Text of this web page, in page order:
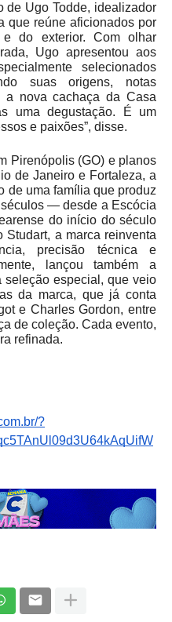
de Ugo Todde, idealizador
que reúne aficionados por
do exterior. Com olhar
Ugo apresentou aos
selecionados
suas origens, notas
nova cachaça da Casa
uma degustação. É um
e paixões”, disse.
Pirenópolis (GO) e planos
de Janeiro e Fortaleza, a
de uma família que produz
— desde a Escócia
do início do século
a marca reinventa
precisão técnica e
lançou também a
seleção especial, que veio
da marca, que já conta
e Charles Gordon, entre
de coleção. Cada evento,
refinada.
?